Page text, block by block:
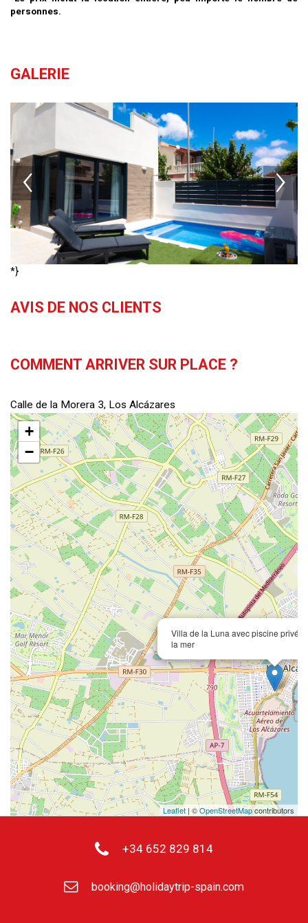
personnes.
GALERIE
*}
AVIS DE NOS CLIENTS
COMMENT ARRIVER SUR PLACE ?
Calle de la Morera 3, Los Alcázares
Villa de la Luna avec piscine privée
la mer
+
−
Leaflet| ©OpenStreetMapcontributors
+34 652 829 814
booking@holidaytrip-spain.com